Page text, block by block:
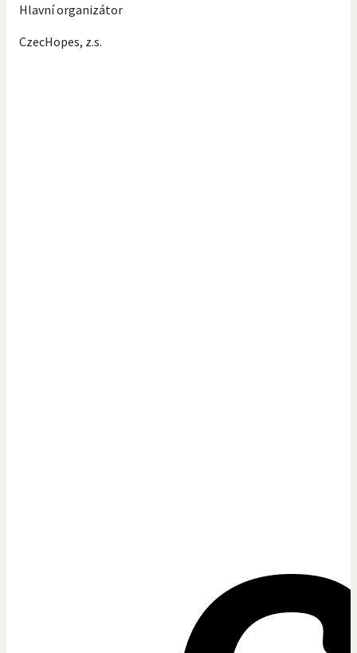
Hlavní organizátor
CzecHopes, z.s.